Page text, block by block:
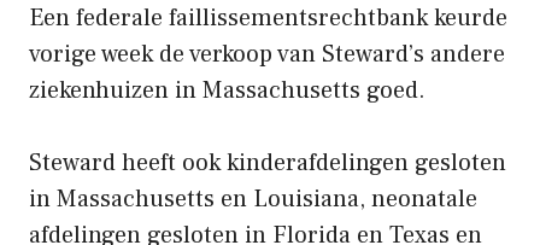
Een federale faillissementsrechtbank keurde
vorige week de verkoop van Steward’s andere
ziekenhuizen in Massachusetts goed.
Steward heeft ook kinderafdelingen gesloten
in Massachusetts en Louisiana, neonatale
afdelingen gesloten in Florida en Texas en